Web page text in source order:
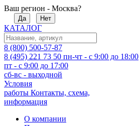
Ваш регион - Москва?
Да Нет
КАТАЛОГ
8 (800) 500-57-87
8 (495) 221 73 50 пн-чт - с 9:00 до 18:00
пт - с 9:00 до 17:00
сб-вс - выходной
Условия
работы Контакты, схема,
информация
О компании